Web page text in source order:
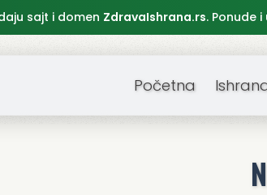
sajt i domen ZdravaIshrana.rs. Ponude
Početna